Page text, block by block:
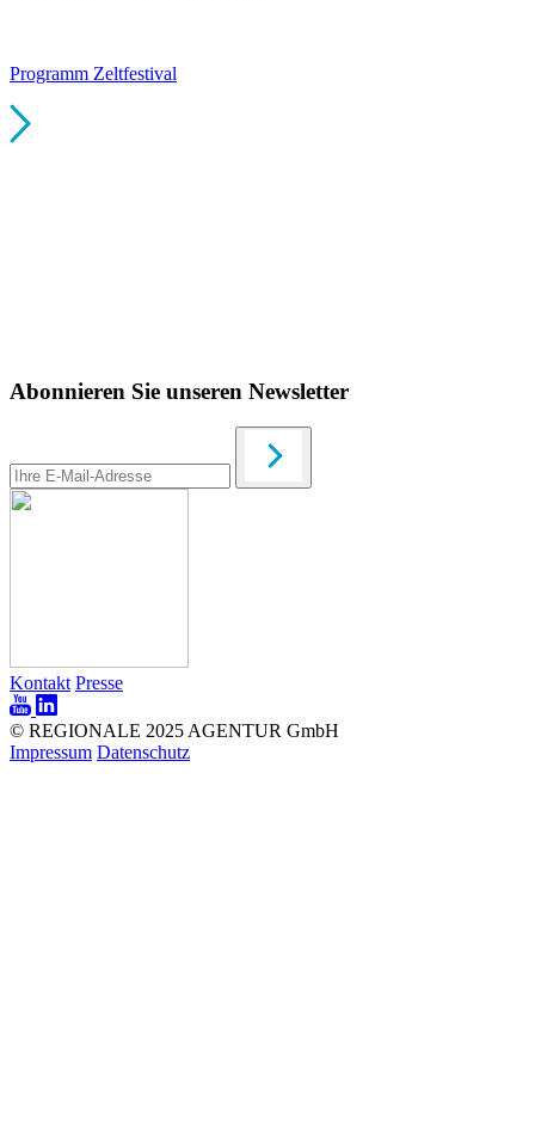
Programm Zeltfestival
Abonnieren Sie unseren Newsletter
Kontakt Presse
© REGIONALE 2025 AGENTUR GmbH
Impressum Datenschutz